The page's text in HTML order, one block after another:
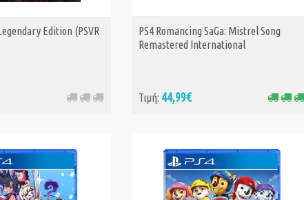
Edition (PSVR
ΑΓΟΡΑ
PS4 Romancing SaGa: Mistrel Song
Remastered International
Τιμή: 44,99€
Special Delivery
Τιμή:49,99€
PS4 Paw Patrol Rescue
Wheels: Championship
PS4 Chicken Run:
Eggstraction